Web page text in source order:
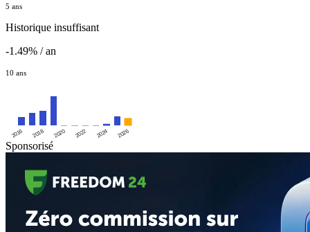
5 ans
Historique insuffisant
-1.49% / an
10 ans
2016 2018 2020 2022 2024 2026
Sponsorisé